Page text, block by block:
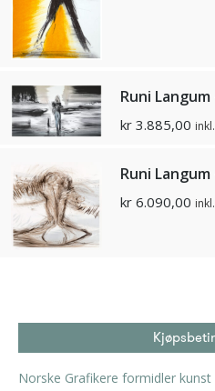
Runi
kr 3.885,00
Runi
kr 6.090,00
Norske Grafikere formidler